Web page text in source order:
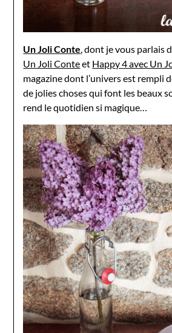
Un Joli Conte, dont je vous parlais
Un Joli Conteet Happy 4 avec Un
magazine dont l’univers est rempli
de jolies choses qui font les beaux
rend le quotidien si magique…